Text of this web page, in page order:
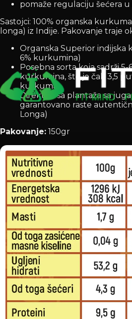
pomaže regulaciju šećera u
Sastojci: 100% organska
longa) iz Indije. Pakovanje traje
Organska Superior indijska
6% kurkumina)
Posebna sorta koja sadrži
kurkumina, što je čak 3,5
kurkuma
Direktno sa plantaža sa
garantovano raste
Longa)
Pakovanje: 150gr